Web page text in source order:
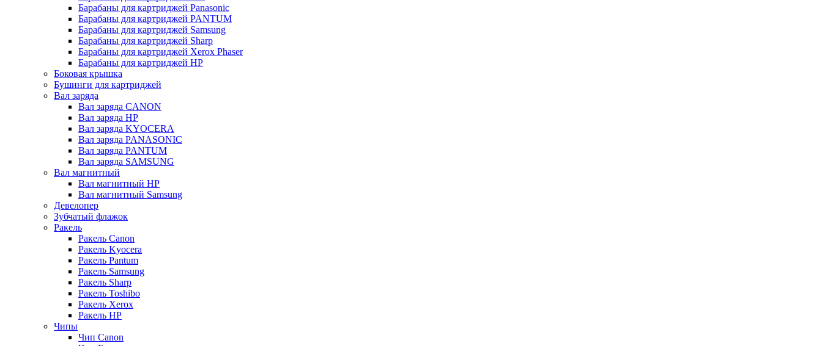
Барабаны для картриджей Panasonic
Барабаны для картриджей PANTUM
Барабаны для картриджей Samsung
Барабаны для картриджей Sharp
Барабаны для картриджей Xerox Phaser
Барабаны для картриджей НР
Боковая крышка
Бушинги для картриджей
Вал заряда
Вал заряда CANON
Вал заряда HP
Вал заряда KYOCERA
Вал заряда PANASONIC
Вал заряда PANTUM
Вал заряда SAMSUNG
Вал магнитный
Вал магнитный HP
Вал магнитный Samsung
Девелопер
Зубчатый флажок
Ракель
Ракель Canon
Ракель Kyocera
Ракель Pantum
Ракель Samsung
Ракель Sharp
Ракель Toshibo
Ракель Xerox
Ракель НР
Чипы
Чип Canon